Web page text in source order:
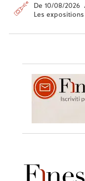
De 10/08/2026
Les